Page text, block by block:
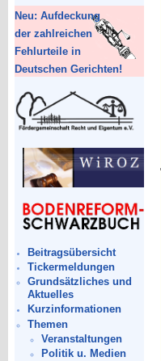
Neu: Aufdeckung
der zahlreichen
Fehlurteile in
Deutschen Gerichten!
Beitragsübersicht
Tickermeldungen
Grundsätzliches und
Aktuelles
Kurzinformationen
Themen
Veranstaltungen
Politik u. Medien